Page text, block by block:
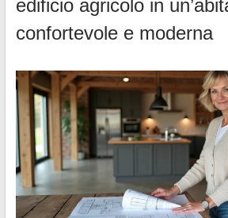
edificio agricolo in
confortevole e moderna